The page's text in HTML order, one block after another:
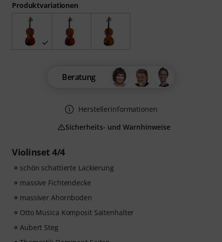
Violinset 4/4
schön schattierte Lackierung
massive Fichtendecke
massiver Ahornboden
Otto Musica Komposit Saitenhalter
Aubert Steg
Produktvariationen
Beratung
Herstellerinformationen
Sicherheits- und Warnhinweise